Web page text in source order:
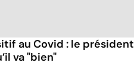
au Covid : le président
va "bien"